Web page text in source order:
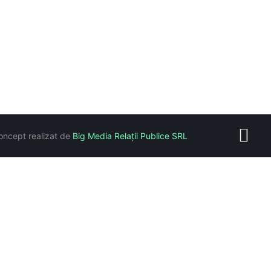
realizat de Big Media Relații Publice SRL